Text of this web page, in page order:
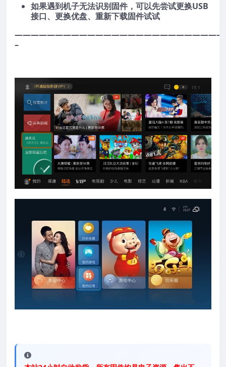
如果遇到机子无法识别固件，可以先尝试更换USB
接口、更换优盘、重新下载固件试试
–